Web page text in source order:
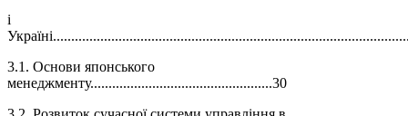
і
3.1. Основи японського
менеджменту..................................................30